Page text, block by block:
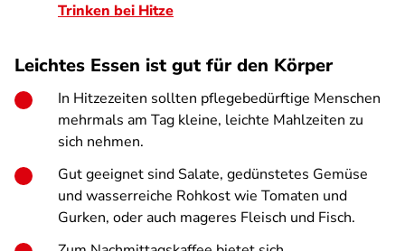
Trinken bei Hitze
Leichtes Essen ist gut für den Körper
In Hitzezeiten sollten pflegebedürftige Menschen
mehrmals am Tag kleine, leichte Mahlzeiten zu
sich nehmen.
Gut geeignet sind Salate, gedünstetes Gemüse
und wasserreiche Rohkost wie Tomaten und
Gurken, oder auch mageres Fleisch und Fisch.